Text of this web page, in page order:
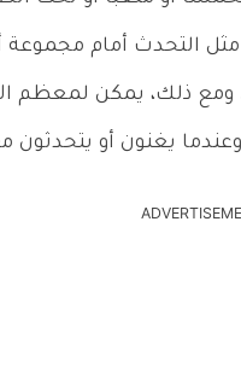
التحدث أمام مجموعة
ومع ذلك، يمكن لمعظم
يغنون أو